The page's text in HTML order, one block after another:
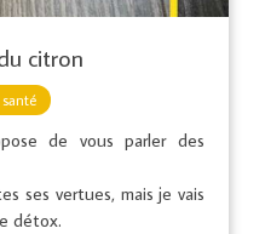
citron
de vous parler des
ses vertues, mais je vais
détox.